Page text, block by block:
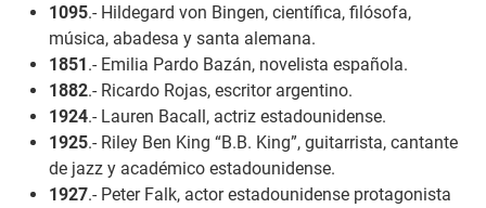
1095.- Hildegard von Bingen, científica, filósofa,
música, abadesa y santa alemana.
1851.- Emilia Pardo Bazán, novelista española.
1882.- Ricardo Rojas, escritor argentino.
1924.- Lauren Bacall, actriz estadounidense.
1925.- Riley Ben King “B.B. King”, guitarrista, cantante
de jazz y académico estadounidense.
1927.- Peter Falk, actor estadounidense protagonista